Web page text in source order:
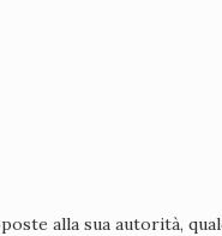
alla sua autorità,